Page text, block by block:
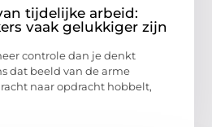
tijdelijke arbeid:
vaak gelukkiger zijn
controle dan je denkt
dat beeld van de arme
naar opdracht hobbelt,